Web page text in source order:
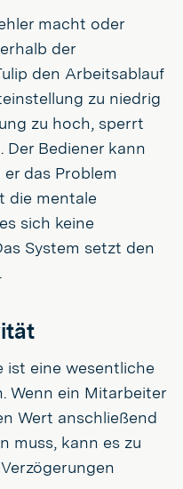
macht oder
der
den Arbeitsablauf
zu niedrig
zu hoch, sperrt
Der Bediener kann
das Problem
die mentale
sich keine
System setzt den
ist eine wesentliche
Wenn ein Mitarbeiter
Wert anschließend
muss, kann es zu